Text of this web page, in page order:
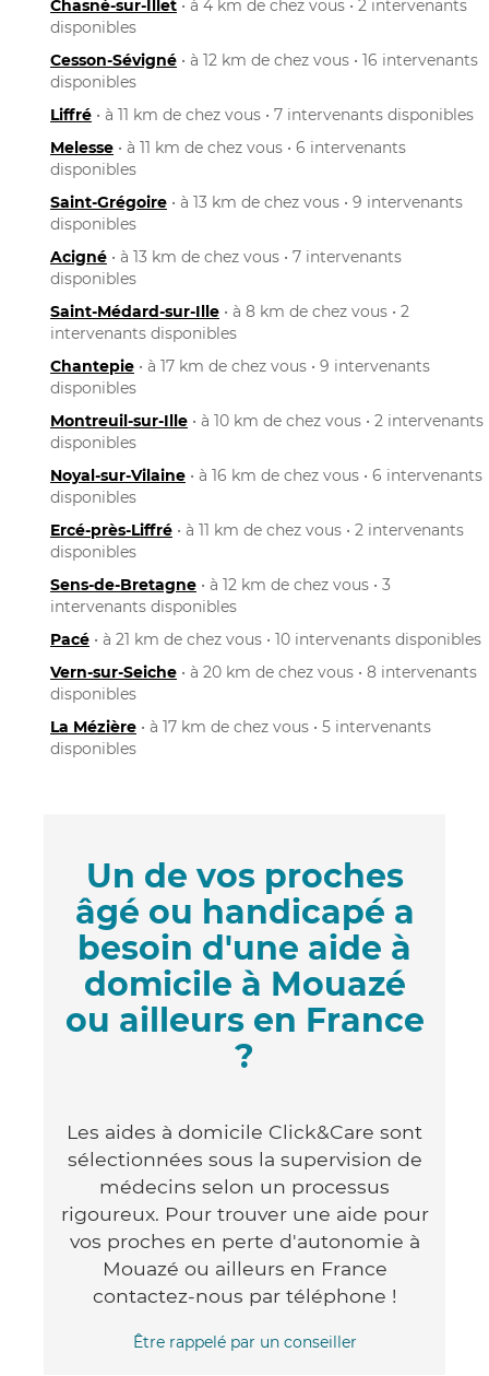
Chasné-sur-Illet • à 4 km de chez vous • 2 intervenants
disponibles
Cesson-Sévigné • à 12 km de chez vous • 16 intervenants
disponibles
Liffré • à 11 km de chez vous • 7 intervenants disponibles
Melesse • à 11 km de chez vous • 6 intervenants
disponibles
Saint-Grégoire • à 13 km de chez vous • 9 intervenants
disponibles
Acigné • à 13 km de chez vous • 7 intervenants
disponibles
Saint-Médard-sur-Ille • à 8 km de chez vous • 2
intervenants disponibles
Chantepie • à 17 km de chez vous • 9 intervenants
disponibles
Montreuil-sur-Ille • à 10 km de chez vous • 2 intervenants
disponibles
Noyal-sur-Vilaine • à 16 km de chez vous • 6 intervenants
disponibles
Ercé-près-Liffré • à 11 km de chez vous • 2 intervenants
disponibles
Sens-de-Bretagne • à 12 km de chez vous • 3
intervenants disponibles
Pacé • à 21 km de chez vous • 10 intervenants disponibles
Vern-sur-Seiche • à 20 km de chez vous • 8 intervenants
disponibles
La Mézière • à 17 km de chez vous • 5 intervenants
disponibles
Un de vos proches
âgé ou handicapé a
besoin d'une aide à
domicile à Mouazé
ou ailleurs en France
?
Les aides à domicile Click&Care sont
sélectionnées sous la supervision de
médecins selon un processus
rigoureux. Pour trouver une aide pour
vos proches en perte d'autonomie à
Mouazé ou ailleurs en France
contactez-nous par téléphone !
Être rappelé par un conseiller